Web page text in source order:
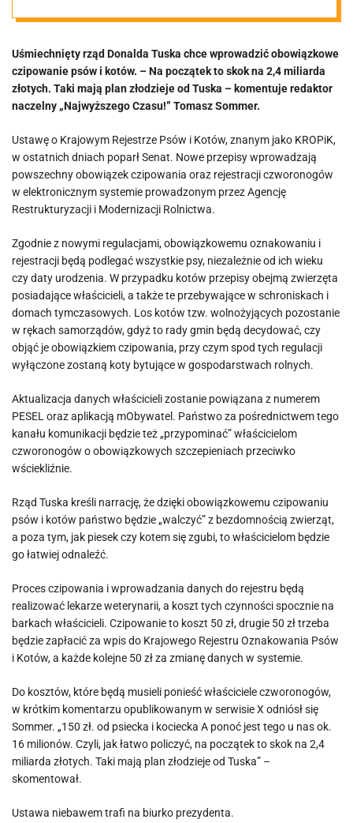
rejestr.
Sommer: Skok
na 2,4 miliarda
złotych
Uśmiechnięty rząd Donalda Tuska chce wprowadzić obowiązkowe
czipowanie psów i kotów. – Na początek to skok na 2,4 miliarda
złotych. Taki mają plan złodzieje od Tuska – komentuje redaktor
naczelny „Najwyższego Czasu!” Tomasz Sommer.
Ustawę o Krajowym Rejestrze Psów i Kotów, znanym jako KROPiK,
w ostatnich dniach poparł Senat. Nowe przepisy wprowadzają
powszechny obowiązek czipowania oraz rejestracji czworonogów
w elektronicznym systemie prowadzonym przez Agencję
Restrukturyzacji i Modernizacji Rolnictwa.
Zgodnie z nowymi regulacjami, obowiązkowemu oznakowaniu i
rejestracji będą podlegać wszystkie psy, niezależnie od ich wieku
czy daty urodzenia. W przypadku kotów przepisy obejmą zwierzęta
posiadające właścicieli, a także te przebywające w schroniskach i
domach tymczasowych. Los kotów tzw. wolnożyjących pozostanie
w rękach samorządów, gdyż to rady gmin będą decydować, czy
objąć je obowiązkiem czipowania, przy czym spod tych regulacji
wyłączone zostaną koty bytujące w gospodarstwach rolnych.
Aktualizacja danych właścicieli zostanie powiązana z numerem
PESEL oraz aplikacją mObywatel. Państwo za pośrednictwem tego
kanału komunikacji będzie też „przypominać” właścicielom
czworonogów o obowiązkowych szczepieniach przeciwko
wściekliźnie.
Rząd Tuska kreśli narrację, że dzięki obowiązkowemu czipowaniu
psów i kotów państwo będzie „walczyć” z bezdomnością zwierząt,
a poza tym, jak piesek czy kotem się zgubi, to właścicielom będzie
go łatwiej odnaleźć.
Proces czipowania i wprowadzania danych do rejestru będą
realizować lekarze weterynarii, a koszt tych czynności spocznie na
barkach właścicieli. Czipowanie to koszt 50 zł, drugie 50 zł trzeba
będzie zapłacić za wpis do Krajowego Rejestru Oznakowania Psów
i Kotów, a każde kolejne 50 zł za zmianę danych w systemie.
Do kosztów, które będą musieli ponieść właściciele czworonogów,
w krótkim komentarzu opublikowanym w serwisie X odniósł się
Sommer. „150 zł. od psiecka i kociecka A ponoć jest tego u nas ok.
16 milionów. Czyli, jak łatwo policzyć, na początek to skok na 2,4
miliarda złotych. Taki mają plan złodzieje od Tuska” –
skomentował.
Ustawa niebawem trafi na biurko prezydenta.